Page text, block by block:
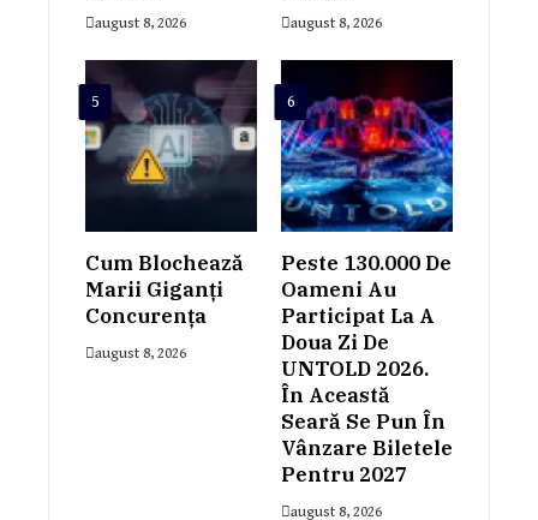
august 8, 2026 august 8, 2026
5
Cum Blochează
Marii Giganți
Concurența
august 8, 2026
6
Peste 130.000 De
Oameni Au
Participat La A
Doua Zi De
UNTOLD 2026.
În Această
Seară Se Pun În
Vânzare Biletele
Pentru 2027
august 8, 2026